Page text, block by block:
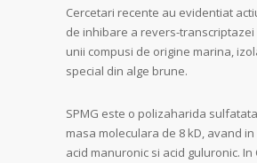
Cercetari recente au evidentiat
de inhibare a revers-transcriptazei
unii compusi de origine marina,
special din alge brune.
SPMG este o polizaharida
masa moleculara de 8 kD, avand
acid manuronic si acid guluronic. In